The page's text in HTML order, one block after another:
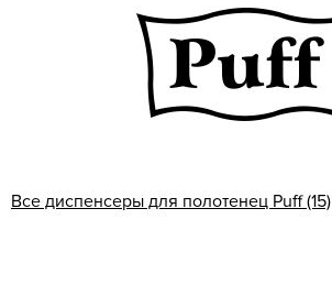
Все диспенсеры для полотенец Puff (15)